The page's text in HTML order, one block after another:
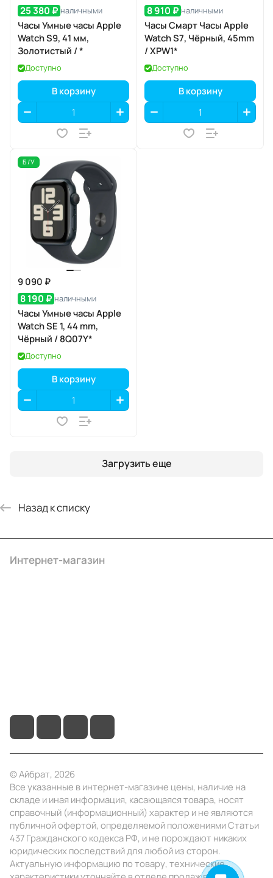
25 380 ₽ наличными
Часы Умные часы Apple
Watch S9, 41 мм,
Золотистый / *
Доступно
В корзину
8 910 ₽ наличными
Часы Смарт Часы Apple
Watch S7, Чёрный, 45mm
/ XPW1*
Доступно
В корзину
Б/У
9 090 ₽
8 190 ₽ наличными
Часы Умные часы Apple
Watch SE 1, 44 mm,
Чёрный / 8Q07Y*
Доступно
В корзину
Загрузить еще
Назад к списку
Интернет-магазин
© Айбрат, 2026
Все указанные в интернет-магазине цены, наличие на
складе и иная информация, касающаяся товара, носят
справочный (информационный) характер и не являются
публичной офертой, определяемой положениями Статьи
437 Гражданского кодекса РФ, и не порождают никаких
юридических последствий для любой из сторон.
Актуальную информацию по товару, технические